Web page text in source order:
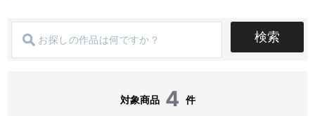
検索
対象商品 4 件